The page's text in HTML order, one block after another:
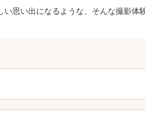
思い出になるような、そんな撮影体